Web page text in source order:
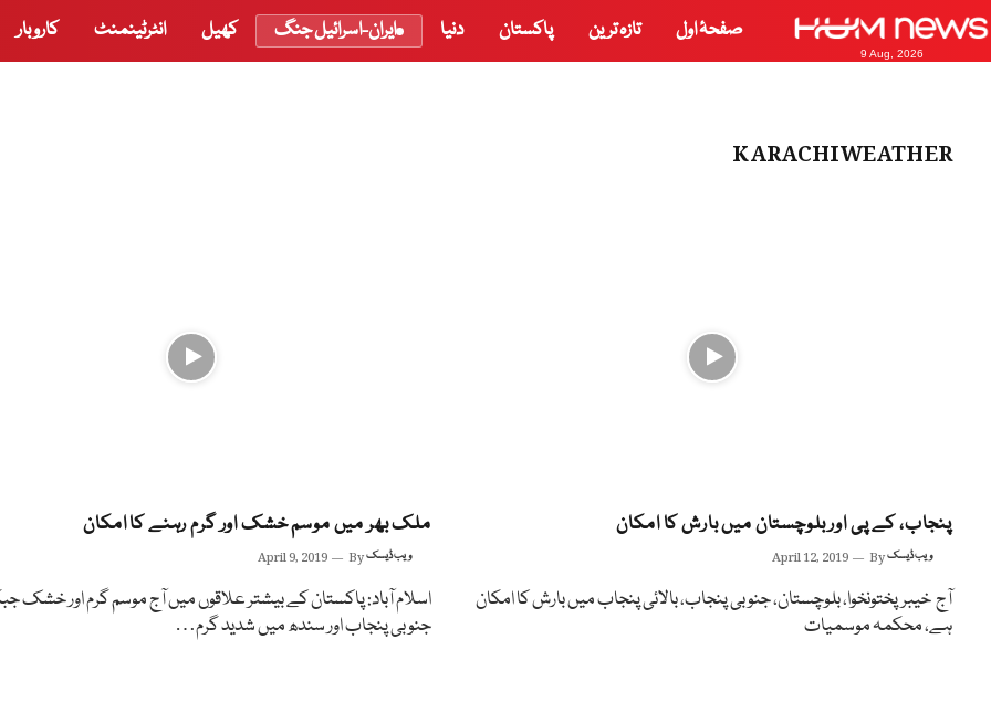
9 Aug, 2026
صفحۂ اول تازہ ترین پاکستان دنیا ایران-اسرائیل جنگ کھیل انٹرٹینمنٹ کاروبار
KARACHIWEATHER
پنجاب، کے پی اور بلوچستان میں بارش کا امکان
April 12, 2019 Byویب ڈیسک
آج خیبرپختونخوا، بلوچستان، جنوبی پنجاب، بالائی پنجاب میں بارش کا امکان
ہے، محکمہ موسمیات
ملک بھر میں موسم خشک اور گرم رہنے کا امکان
April 9, 2019 Byویب ڈیسک
اسلام آباد: پاکستان کے بیشتر علاقوں میں آج موسم گرم اور خشک
جنوبی پنجاب اور سندھ میں شدید گرم…